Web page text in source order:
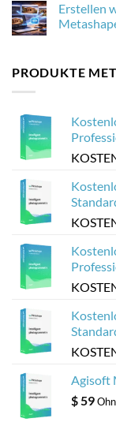
für
die
in
Agisoft
Metashape
on
Wie
Sie
Agisoft
Metashape
Erstellen
Erstellen
webbasierter
Agisoft
Metashape-
Modellen
PRODUKTE
Agisoft
$ 59